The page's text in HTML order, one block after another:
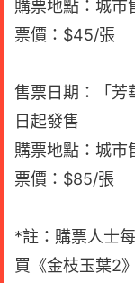
購票地點：城市
票價：$45/張
售票日期：「芳
日起發售
購票地點：城市
票價：$85/張
*註：購票人士
買《金枝玉葉2